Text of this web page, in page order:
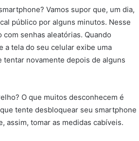
Vamos supor que, um dia,
público por alguns minutos. Nesse
senhas aleatórias. Quando
a tela do seu celular exibe uma
novamente depois de alguns
O que muitos desconhecem é
tente desbloquear seu smartphone
assim, tomar as medidas cabíveis.